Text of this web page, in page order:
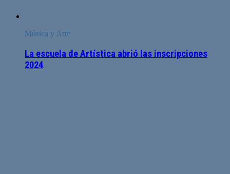
Música y Arte
La escuela de Artística abrió las inscripciones
2024